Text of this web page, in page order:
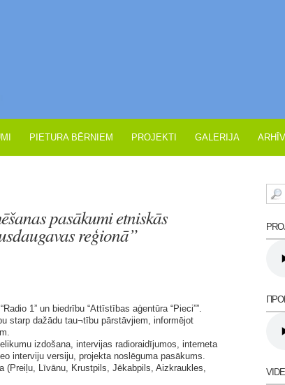
PIETURA BĒRNIEM PROJEKTI GALERIJA
pasākumi etniskās
reģionā”
1” un biedrību “Attīstības aģentūra “Pieci””.
starp dažādu tau¬tību pārstāvjiem, informējot
izdošana, intervijas radioraidījumos, interneta
interviju versiju, projekta noslēguma pasākums.
(Preiļu, Līvānu, Krustpils, Jēkabpils, Aizkraukles,